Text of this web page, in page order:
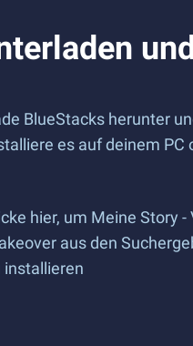
BlueStacks herunter
es auf deinem PC
hier, um Meine Story -
aus den
installieren